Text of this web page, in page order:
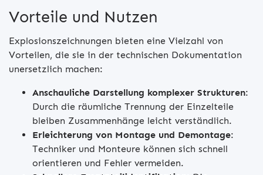
Vorteile und Nutzen
Explosionszeichnungen bieten eine Vielzahl von
Vorteilen, die sie in der technischen Dokumentation
unersetzlich machen:
Anschauliche Darstellung komplexer Strukturen:
Durch die räumliche Trennung der Einzelteile
bleiben Zusammenhänge leicht verständlich.
Erleichterung von Montage und Demontage:
Techniker und Monteure können sich schnell
orientieren und Fehler vermeiden.